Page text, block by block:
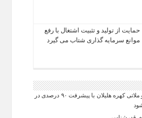
حمایت از تولید و تثبیت اشتغال با رفع
موانع سرمایه‌ گذاری شتاب می‌ گیرد
پروژه سازه سنگی و ملاتی کهره هلیلان با پیشرفت ۹۰ درصدی در